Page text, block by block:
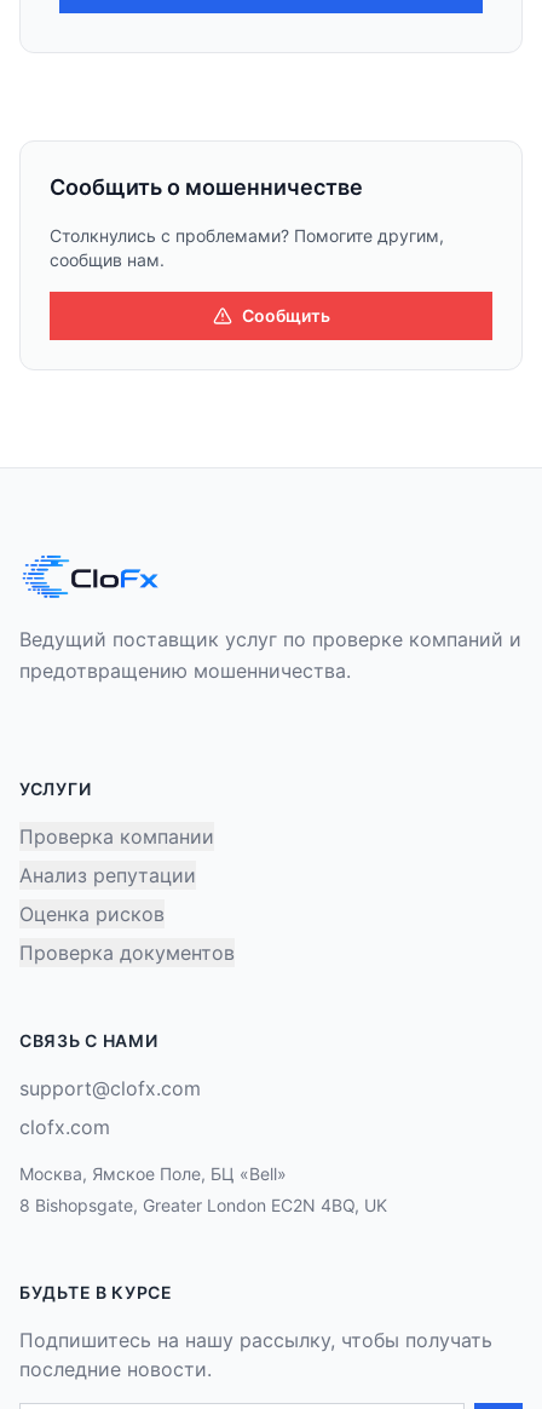
Сообщить о мошенничестве
Столкнулись с проблемами? Помогите другим,
сообщив нам.
Сообщить
Ведущий поставщик услуг по проверке компаний и
предотвращению мошенничества.
УСЛУГИ
Проверка компании
Анализ репутации
Оценка рисков
Проверка документов
СВЯЗЬ С НАМИ
support@clofx.com
clofx.com
Москва, Ямское Поле, БЦ «Bell»
8 Bishopsgate, Greater London EC2N 4BQ, UK
БУДЬТЕ В КУРСЕ
Подпишитесь на нашу рассылку, чтобы получать
последние новости.